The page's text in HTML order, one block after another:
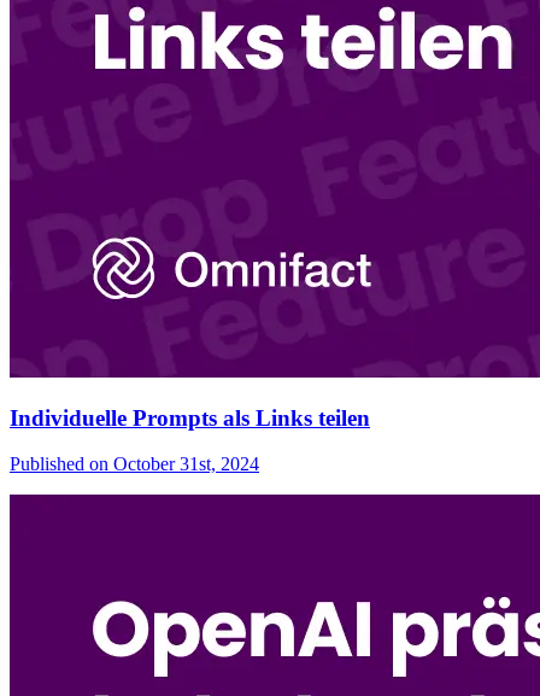
Individuelle Prompts als Links teilen
Published on October 31st, 2024